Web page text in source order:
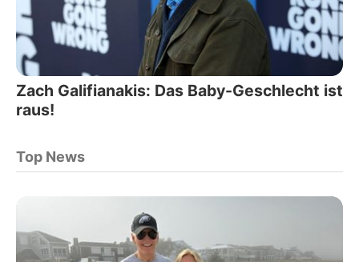
Zach Galifianakis: Das Baby-Geschlecht ist
raus!
Top News